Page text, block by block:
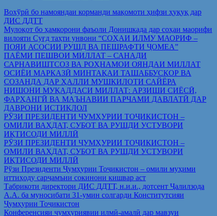
Вохўрӣ бо намояндаи корманди мақомоти ҳифзи ҳуқуқ дар
ДИС ДДТТ
Мулоқот бо ҳамкорони фаъоли Донишкада дар соҳаи маорифи
вилояти Суғд таҳти унвони “СОҲАИ ИЛМУ МАОРИФ –
ПОЯИ АСОСИИ РУШД ВА ПЕШРАФТИ ҶОМЕА”
ПАЁМИ ПЕШВОИ МИЛЛАТ – САНАДИ
САРНАВИШТСОЗ ВА РОҲНАМОИ ОЯНДАИ МИЛЛАТ
ОСИЁИ МАРКАЗӢ МИНТАҚАИ ТАШАББУСКОР ВА
СОЗАНДА ДАР ҲАЛЛИ МУШКИЛОТИ САЙЁРА
НИШОНИ МУҚАДДАСИ МИЛЛАТ: АРЗИШИ СИЁСӢ,
ФАРҲАНГӢ ВА МАЪНАВИИ ПАРЧАМИ ДАВЛАТӢ ДАР
ДАВРОНИ ИСТИҚЛОЛ
РӮЗИ ПРЕЗИДЕНТИ ҶУМҲУРИИ ТОҶИКИСТОН –
ОМИЛИ ВАҲДАТ, СУБОТ ВА РУШДИ УСТУВОРИ
ИҚТИСОДИ МИЛЛӢ
РӮЗИ ПРЕЗИДЕНТИ ҶУМҲУРИИ ТОҶИКИСТОН –
ОМИЛИ ВАҲДАТ, СУБОТ ВА РУШДИ УСТУВОРИ
ИҚТИСОДИ МИЛЛӢ
Рўзи Президенти Ҷумҳурии Тоҷикистон – омили муҳими
иттиҳоду сарҷамъии сокинони кишвар аст
Табрикоти директори ДИС ДДТТ, н.и.и., дотсент Ҷалилзода
А.А. ба муносибати 31-умин солгарди Конститутсияи
Ҷумҳурии Тоҷикистон
Конференсияи ҷумҳуриявии илмӣ-амалӣ дар мавзуи